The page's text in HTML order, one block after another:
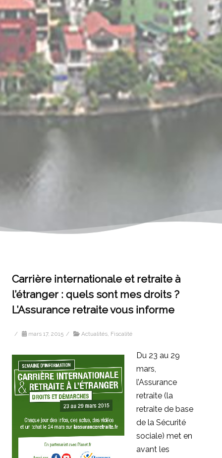
Carrière internationale et retraite à
l’étranger : quels sont mes droits ?
L’Assurance retraite vous informe
/ mars 17, 2015 / Actualités, Fiscalité
Du 23 au 29
mars,
l’Assurance
retraite (la
retraite de base
de la Sécurité
sociale) met en
avant les